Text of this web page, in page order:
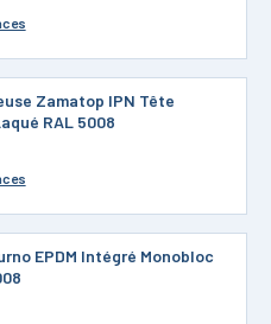
Zamatop IPN Tête
RAL 5008
EPDM Intégré Monobloc